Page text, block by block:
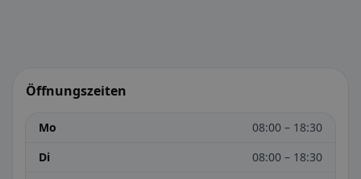
Öffnungszeiten
Mo
08:00 – 18:30
Di
08:00 – 18:30